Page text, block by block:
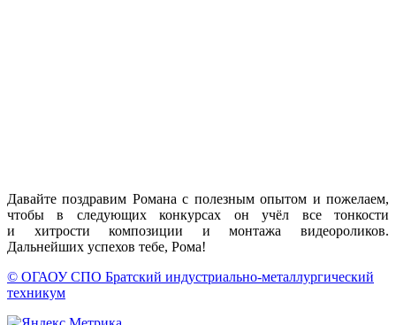
Давайте поздравим Романас полезнымопытом и пожелаем,
чтобыв следующихконкурсах он учёл все тонкости
и хитрости композиции и монтажа видеороликов.
Дальнейших успехов тебе, Рома!
© ОГАОУ CПО Братский индустриально-металлургический
техникум